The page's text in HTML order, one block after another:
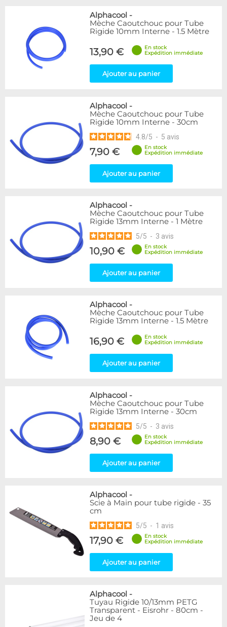
Alphacool -
Mèche Caoutchouc pour Tube
Rigide 10mm Interne - 1.5 Mètre
13,90 €
En stock
Expédition immédiate
Ajouter au panier
Alphacool -
Mèche Caoutchouc pour Tube
Rigide 10mm Interne - 30cm
4.8/5 - 5 avis
7,90 €
En stock
Expédition immédiate
Ajouter au panier
Alphacool -
Mèche Caoutchouc pour Tube
Rigide 13mm Interne - 1 Mètre
5/5 - 3 avis
10,90 €
En stock
Expédition immédiate
Ajouter au panier
Alphacool -
Mèche Caoutchouc pour Tube
Rigide 13mm Interne - 1.5 Mètre
16,90 €
En stock
Expédition immédiate
Ajouter au panier
Alphacool -
Mèche Caoutchouc pour Tube
Rigide 13mm Interne - 30cm
5/5 - 3 avis
8,90 €
En stock
Expédition immédiate
Ajouter au panier
Alphacool -
Scie à Main pour tube rigide - 35
cm
5/5 - 1 avis
17,90 €
En stock
Expédition immédiate
Ajouter au panier
Alphacool -
Tuyau Rigide 10/13mm PETG
Transparent - Eisrohr - 80cm -
Jeu de 4